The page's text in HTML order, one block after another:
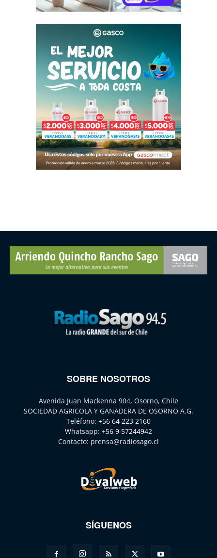
SOBRE NOSOTROS
Avenida Juan Mackenna 904, Osorno, Chile
SOCIEDAD AGRICOLA Y GANADERA DE OSORNO A.G.
Teléfono: +56 64 223 2160
Whatsapp: +56 9 57244942
Contacto: prensa@radiosago.cl
SÍGUENOS